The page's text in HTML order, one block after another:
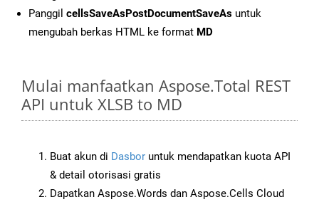
Panggil cellsSaveAsPostDocumentSaveAs untuk
mengubah berkas HTML ke format MD
Mulai manfaatkan Aspose.Total REST
API untuk XLSB to MD
Buat akun di Dasbor untuk mendapatkan kuota API
& detail otorisasi gratis
Dapatkan Aspose.Words dan Aspose.Cells Cloud